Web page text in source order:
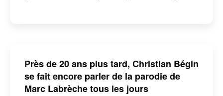
Près de 20 ans plus tard, Christian Bégin
se fait encore parler de la parodie de
Marc Labrèche tous les jours